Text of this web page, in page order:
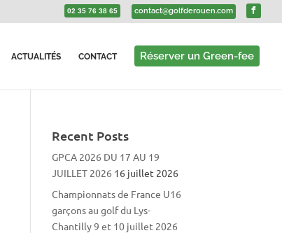
02 35 76 38 65 contact@golfderouen.com
ACTUALITÉS CONTACT Réserver un Green-fee
Recent Posts
GPCA 2026 DU 17 AU 19
JUILLET 2026 16 juillet 2026
Championnats de France U16
garçons au golf du Lys-
Chantilly 9 et 10 juillet 2026